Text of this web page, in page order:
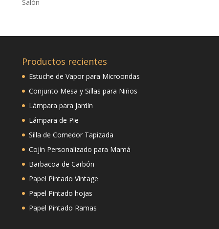
Salón
Productos recientes
Estuche de Vapor para Microondas
Conjunto Mesa y Sillas para Niños
Lámpara para Jardín
Lámpara de Pie
Silla de Comedor Tapizada
Cojín Personalizado para Mamá
Barbacoa de Carbón
Papel Pintado Vintage
Papel Pintado hojas
Papel Pintado Ramas